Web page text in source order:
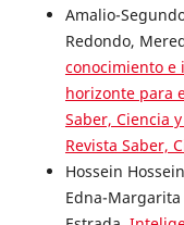
Amalio-
Redondo,
conocimiento
horizonte para
Saber, Ciencia
Revista Saber,
Hossein
Edna-Margarita